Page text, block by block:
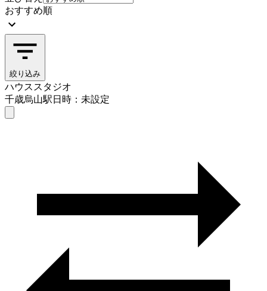
おすすめ順
絞り込み
ハウススタジオ
千歳烏山駅日時：未設定